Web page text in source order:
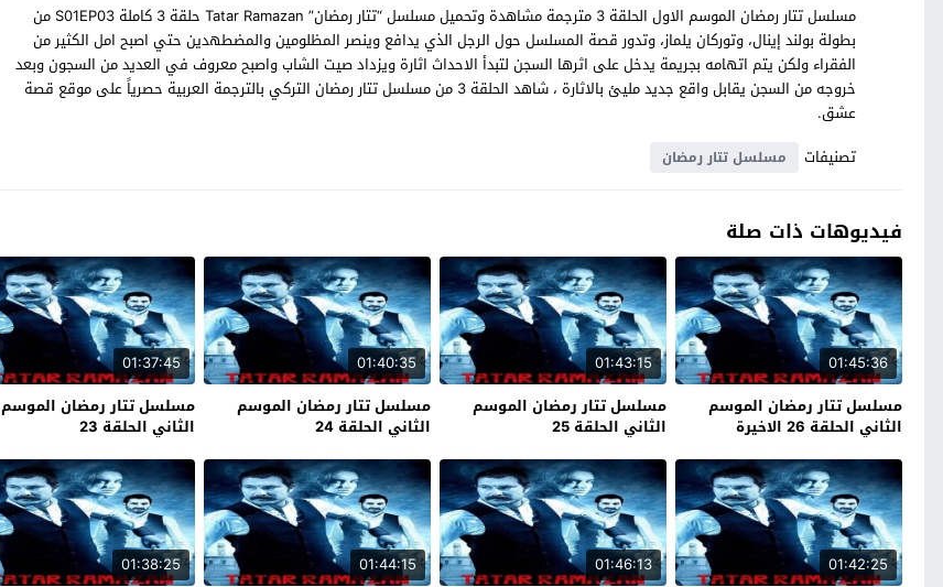
مسلسل تتار رمضان الموسم الاول الحلقة 3 مترجمة مشاهدة وتحميل مسلسل “تتار رمضان” Tatar Ramazan حلقة 3 كاملة S01EP03 من
بطولة بولند إينال، وتوركان يلماز، وتدور قصة المسلسل حول الرجل الذي يدافع وينصر المظلومين والمضطهدين حتي اصبح امل الكثير من
الفقراء ولكن يتم اتهامه بجريمة يدخل على اثرها السجن لتبدأ الاحداث اثارة ويزداد صيت الشاب واصبح معروف في العديد من السجون وبعد
خروجه من السجن يقابل واقع جديد مليئ بالاثارة ، شاهد الحلقة 3 من مسلسل تتار رمضان التركي بالترجمة العربية حصرياً على موقع قصة
عشق.
تصنيفات
مسلسل تتار رمضان
فيديوهات ذات صلة
01:45:36
مسلسل تتار رمضان الموسم
الثاني الحلقة 26 الاخيرة
01:43:15
مسلسل تتار رمضان الموسم
الثاني الحلقة 25
01:40:35
مسلسل تتار رمضان الموسم
الثاني الحلقة 24
01:37:45
مسلسل تتار رمضان الموسم
الثاني الحلقة 23
01:42:25
01:46:13
01:44:15
01:38:25